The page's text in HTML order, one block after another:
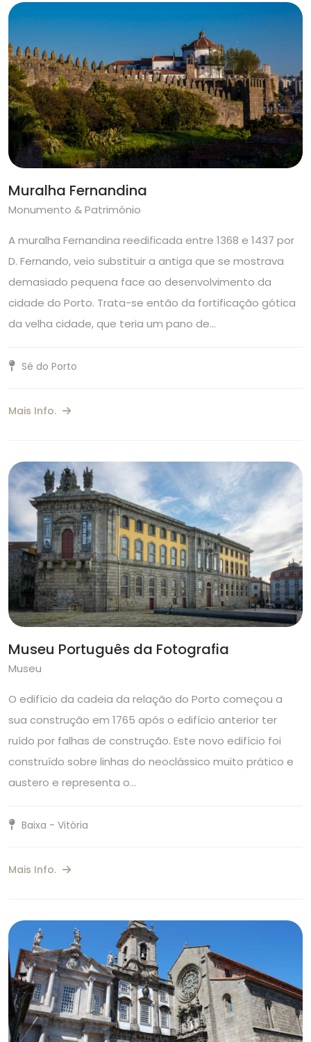
Muralha Fernandina
Monumento & Património
A muralha Fernandina reedificada entre 1368 e 1437 por
D. Fernando, veio substituir a antiga que se mostrava
demasiado pequena face ao desenvolvimento da
cidade do Porto. Trata-se então da fortificação gótica
da velha cidade, que teria um pano de…
Sé do Porto
Mais Info.
Museu Português da Fotografia
Museu
O edifício da cadeia da relação do Porto começou a
sua construção em 1765 após o edifício anterior ter
ruído por falhas de construção. Este novo edifício foi
construído sobre linhas do neoclássico muito prático e
austero e representa o…
Baixa - Vitória
Mais Info.